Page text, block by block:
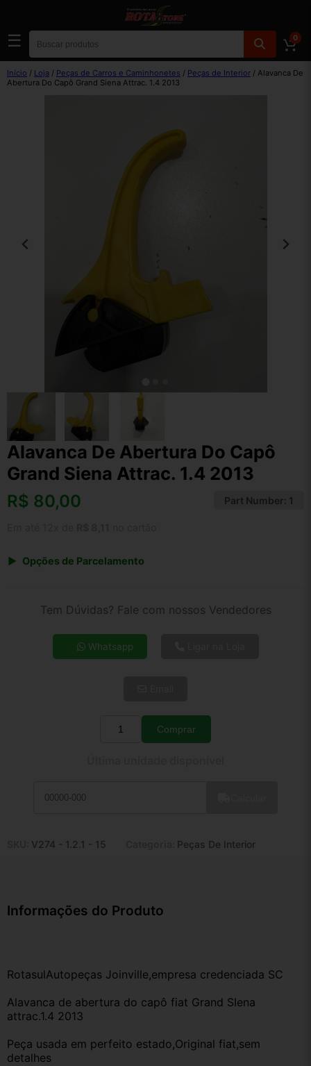
☰ 0
Início / Loja / Peças de Carros e Caminhonetes / Peças de Interior / Alavanca De
Abertura Do Capô Grand Siena Attrac. 1.4 2013
Alavanca De Abertura Do Capô
Grand Siena Attrac. 1.4 2013
R$ 80,00 Part Number: 1
Opções de Parcelamento
4x de R$ 22,17
5x de R$ 17,97
Tem Dúvidas? Fale com nossos Vendedores
Whatsapp
Quantidade
Comprar
V274 - 1.2.1 - 15 Peças De Interior
Informações do Produto
RotasulAutopeças Joinville,empresa credenciada SC
Alavanca de abertura do capô fiat Grand SIena
attrac.1.4 2013
Peça usada em perfeito estado,Original fiat,sem
detalhes